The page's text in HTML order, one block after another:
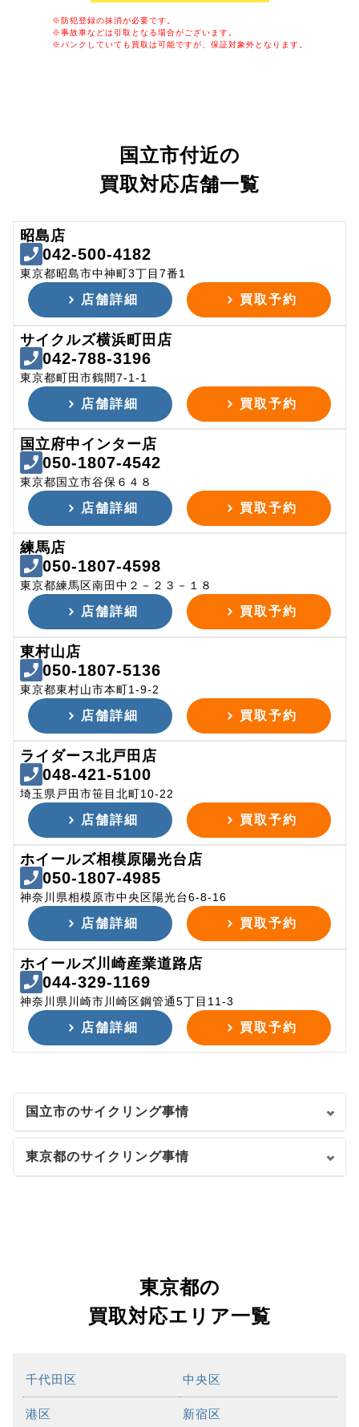
※防犯登録の抹消が必要です。
※事故車などは引取となる場合がございます。
※パンクしていても買取は可能ですが、保証対象外となります。
国立市付近の
買取対応店舗一覧
昭島店
042-500-4182
東京都昭島市中神町3丁目7番1
店舗詳細 買取予約
サイクルズ横浜町田店
042-788-3196
東京都町田市鶴間7-1-1
店舗詳細 買取予約
国立府中インター店
050-1807-4542
東京都国立市谷保６４８
店舗詳細 買取予約
練馬店
050-1807-4598
東京都練馬区南田中２－２３－１８
店舗詳細 買取予約
東村山店
050-1807-5136
東京都東村山市本町1-9-2
店舗詳細 買取予約
ライダース北戸田店
048-421-5100
埼玉県戸田市笹目北町10-22
店舗詳細 買取予約
ホイールズ相模原陽光台店
050-1807-4985
神奈川県相模原市中央区陽光台6-8-16
店舗詳細 買取予約
ホイールズ川崎産業道路店
044-329-1169
神奈川県川崎市川崎区鋼管通5丁目11-3
店舗詳細 買取予約
国立市のサイクリング事情
東京都のサイクリング事情
東京都の
買取対応エリア一覧
千代田区 中央区
港区 新宿区